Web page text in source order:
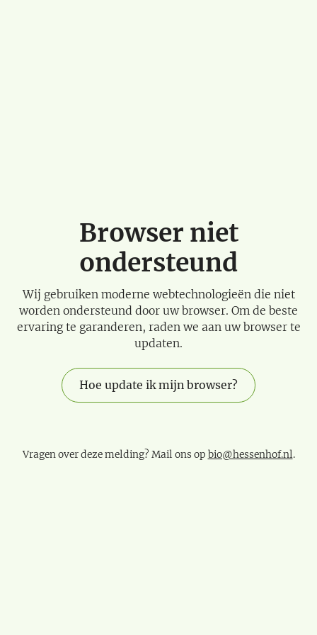
Browser niet
ondersteund
Wij gebruiken moderne webtechnologieën die niet
worden ondersteund door uw browser. Om de beste
ervaring te garanderen, raden we aan uw browser te
updaten.
Hoe update ik mijn browser?
Vragen over deze melding? Mail ons op bio@hessenhof.nl.